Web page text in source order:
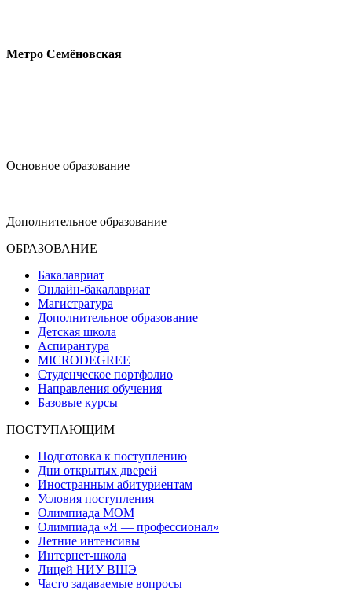
Метро Семёновская
Основное образование
Дополнительное образование
ОБРАЗОВАНИЕ
Бакалавриат
Онлайн-бакалавриат
Магистратура
Дополнительное образование
Детская школа
Аспирантура
MICRODEGREE
Студенческое портфолио
Направления обучения
Базовые курсы
ПОСТУПАЮЩИМ
Подготовка к поступлению
Дни открытых дверей
Иностранным абитуриентам
Условия поступления
Олимпиада МОМ
Олимпиада «Я — профессионал»
Летние интенсивы
Интернет-школа
Лицей НИУ ВШЭ
Часто задаваемые вопросы